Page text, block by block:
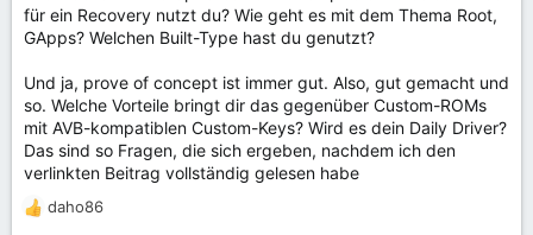
für ein Recovery nutzt du? Wie geht es mit dem Thema Root,
GApps? Welchen Built-Type hast du genutzt?
Und ja, prove of concept ist immer gut. Also, gut gemacht und
so. Welche Vorteile bringt dir das gegenüber Custom-ROMs
mit AVB-kompatiblen Custom-Keys? Wird es dein Daily Driver?
Das sind so Fragen, die sich ergeben, nachdem ich den
verlinkten Beitrag vollständig gelesen habe
R
daho86